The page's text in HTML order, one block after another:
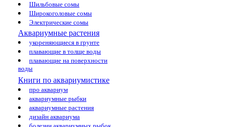
Шильбовые сомы
Широкоголовые сомы
Электрические сомы
Аквариумные растения
укореняющиеся в грунте
плавающие в толще воды
плавающие на поверхности
воды
Книги по аквариумистике
про аквариум
аквариумные рыбки
аквариумные растения
дизайн аквариума